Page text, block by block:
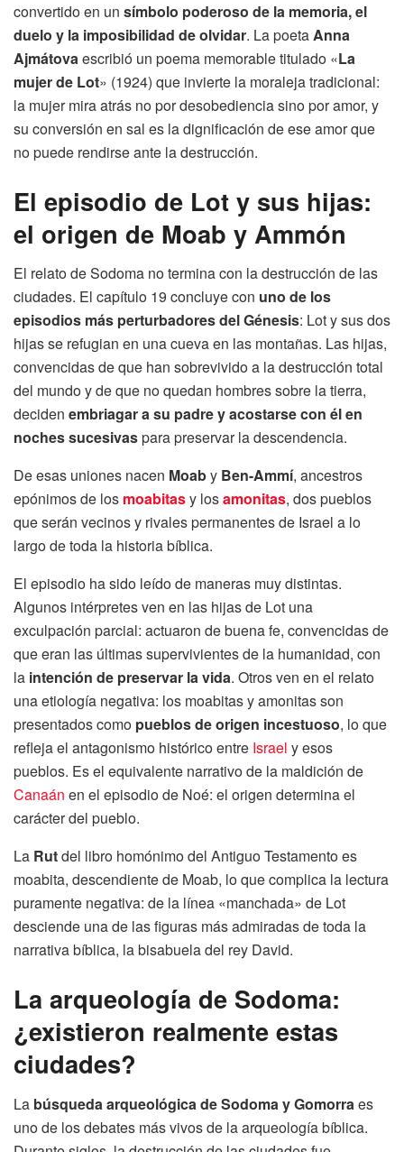
convertido en un símbolo poderoso de la memoria, el
duelo y la imposibilidad de olvidar. La poetaAnna
Ajmátovaescribió un poema memorable titulado «La
mujer de Lot» (1924) que invierte la moraleja tradicional:
la mujer mira atrás no por desobediencia sino por amor, y
su conversión en sal es la dignificación de ese amor que
no puede rendirse ante la destrucción.
El episodio de Lot y sus hijas:
el origen de Moab y Ammón
El relato de Sodoma no termina con la destrucción de las
ciudades. El capítulo 19 concluye con uno de los
episodios más perturbadores del Génesis: Lot y sus dos
hijas se refugian en una cueva en las montañas. Las hijas,
convencidas de que han sobrevivido a la destrucción total
del mundo y de que no quedan hombres sobre la tierra,
deciden embriagar a su padre y acostarse con él en
noches sucesivaspara preservar la descendencia.
De esas uniones nacen Moaby Ben-Ammí, ancestros
epónimos de los moabitasy losamonitas, dos pueblos
que serán vecinos y rivales permanentes de Israel a lo
largo de toda la historia bíblica.
El episodio ha sido leído de maneras muy distintas.
Algunos intérpretes ven en las hijas de Lot una
exculpación parcial: actuaron de buena fe, convencidas de
que eran las últimas supervivientes de la humanidad, con
la intención de preservar la vida. Otros ven en el relato
una etiología negativa: los moabitas y amonitas son
presentados como pueblos de origen incestuoso, lo que
refleja el antagonismo histórico entre Israel y esos
pueblos. Es el equivalente narrativo de la maldición de
Canaán en el episodio de Noé: el origen determina el
carácter del pueblo.
La Rutdel libro homónimo del Antiguo Testamento es
moabita, descendiente de Moab, lo que complica la lectura
puramente negativa: de la línea «manchada» de Lot
desciende una de las figuras más admiradas de toda la
narrativa bíblica, la bisabuela del rey David.
La arqueología de Sodoma:
¿existieron realmente estas
ciudades?
La búsqueda arqueológica de Sodoma y Gomorra es
uno de los debates más vivos de la arqueología bíblica.